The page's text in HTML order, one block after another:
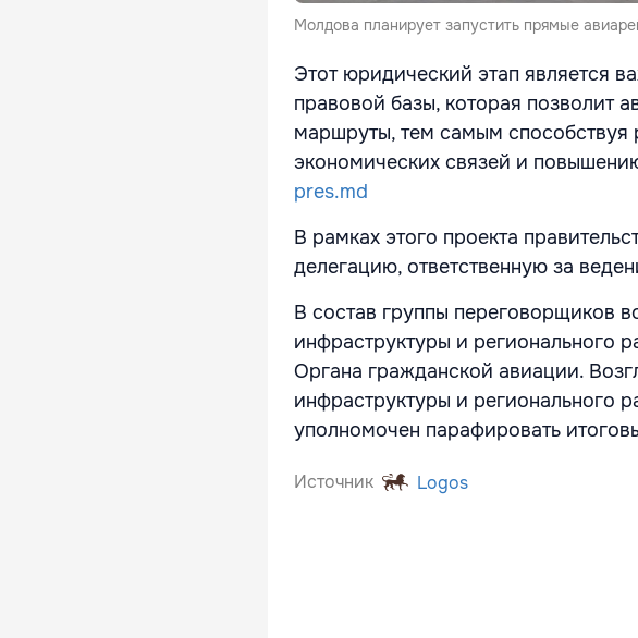
Молдова планирует запустить прямые
Этот юридический этап является
правовой базы, которая позволит
маршруты, тем самым
экономических связей и
pres.md
В рамках этого проекта
делегацию, ответственную за
В состав группы переговорщиков
инфраструктуры и регионального
Органа гражданской авиации.
инфраструктуры и регионального
уполномочен парафировать
Источник Logos